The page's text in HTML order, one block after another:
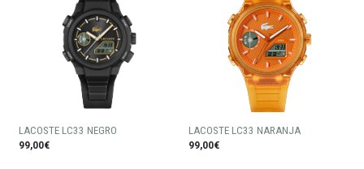
LACOSTE LC33 NEGRO
99,00€
LACOSTE LC33 NARANJA
99,00€